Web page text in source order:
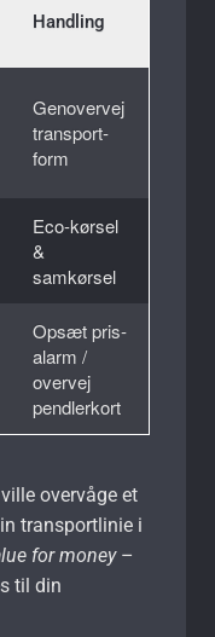
Handling
Genovervej
transport­
form
Eco-kørsel
&
samkørsel
Opsæt pris­
alarm /
overvej
pendlerkort
overvåge et
transportlinie i
for money–
til din